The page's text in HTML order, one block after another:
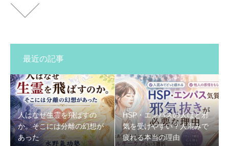
最近の記事
人はなぜ生霊を飛ばすの
か。そこには分離の幻想が
あった
HSP・エンパスの人ほど邪
気を受けやすい？人混みで
疲れる本当の理由